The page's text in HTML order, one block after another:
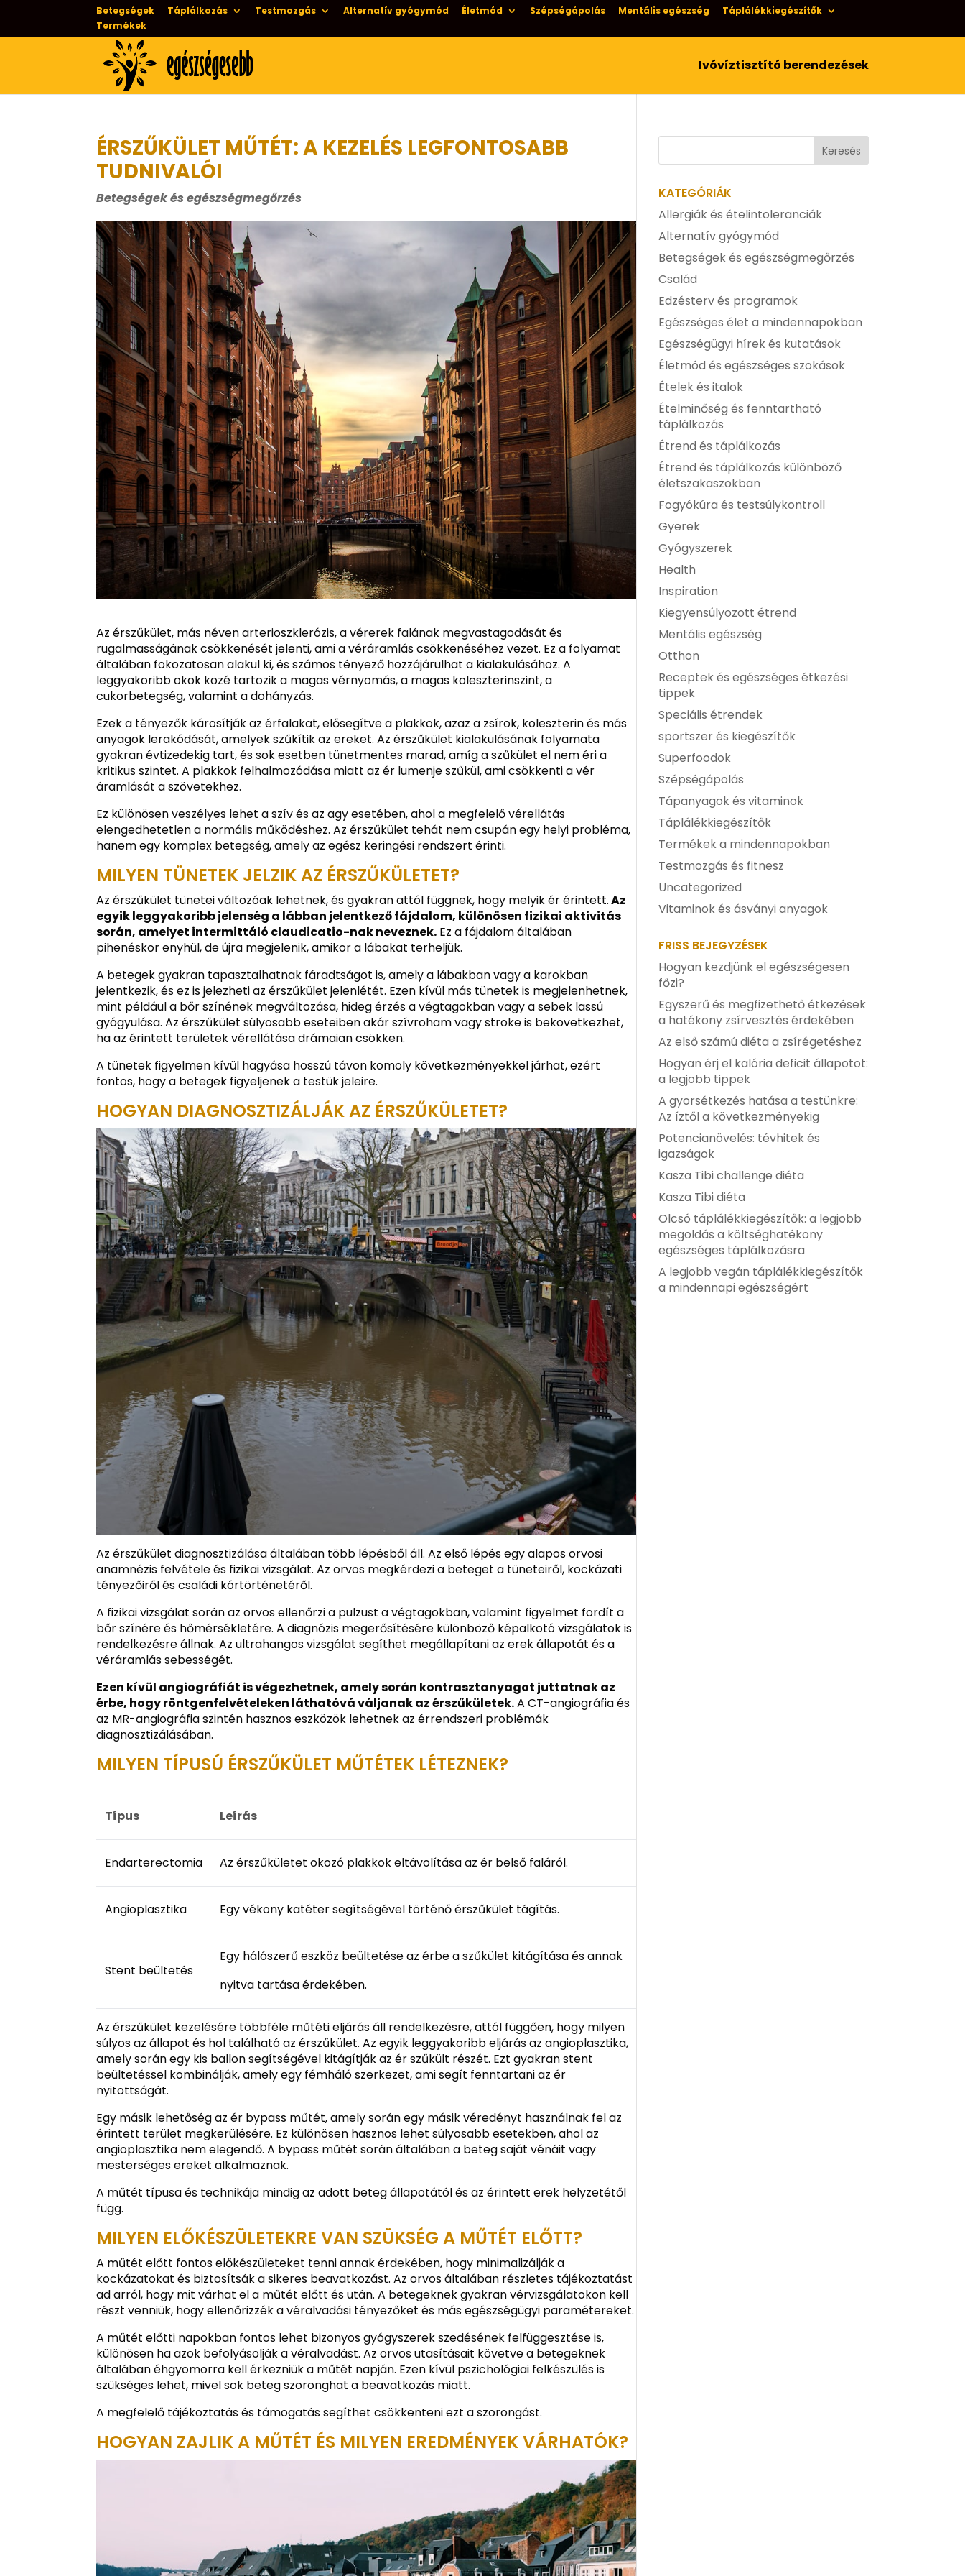
Betegségek Táplálkozás Testmozgás Alternatív gyógymód Életmód Szépségápolás Mentális egészség
Táplálékkiegészítők
Termékek
Ivóvíztisztító berendezések
ÉRSZŰKÜLET MŰTÉT: A KEZELÉS LEGFONTOSABB
TUDNIVALÓI
Betegségek és egészségmegőrzés
Az érszűkület, más néven arterioszklerózis, a vérerek falának megvastagodását és
rugalmasságának csökkenését jelenti, ami a véráramlás csökkenéséhez vezet. Ez a folyamat
általában fokozatosan alakul ki, és számos tényező hozzájárulhat a kialakulásához. A
leggyakoribb okok közé tartozik a magas vérnyomás, a magas koleszterinszint, a
cukorbetegség, valamint a dohányzás.
Ezek a tényezők károsítják az érfalakat, elősegítve a plakkok, azaz a zsírok, koleszterin és más
anyagok lerakódását, amelyek szűkítik az ereket. Az érszűkület kialakulásának folyamata
gyakran évtizedekig tart, és sok esetben tünetmentes marad, amíg a szűkület el nem éri a
kritikus szintet. A plakkok felhalmozódása miatt az ér lumenje szűkül, ami csökkenti a vér
áramlását a szövetekhez.
Ez különösen veszélyes lehet a szív és az agy esetében, ahol a megfelelő vérellátás
elengedhetetlen a normális működéshez. Az érszűkület tehát nem csupán egy helyi probléma,
hanem egy komplex betegség, amely az egész keringési rendszert érinti.
MILYEN TÜNETEK JELZIK AZ ÉRSZŰKÜLETET?
Az érszűkület tünetei változóak lehetnek, és gyakran attól függnek, hogy melyik ér érintett.Az
egyik leggyakoribb jelenség a lábban jelentkező fájdalom, különösen fizikai aktivitás
során, amelyet intermittáló claudicatio-nak neveznek. Ez a fájdalom általában
pihenéskor enyhül, de újra megjelenik, amikor a lábakat terheljük.
A betegek gyakran tapasztalhatnak fáradtságot is, amely a lábakban vagy a karokban
jelentkezik, és ez is jelezheti az érszűkület jelenlétét. Ezen kívül más tünetek is megjelenhetnek,
mint például a bőr színének megváltozása, hideg érzés a végtagokban vagy a sebek lassú
gyógyulása. Az érszűkület súlyosabb eseteiben akár szívroham vagy stroke is bekövetkezhet,
ha az érintett területek vérellátása drámaian csökken.
A tünetek figyelmen kívül hagyása hosszú távon komoly következményekkel járhat, ezért
fontos, hogy a betegek figyeljenek a testük jeleire.
HOGYAN DIAGNOSZTIZÁLJÁK AZ ÉRSZŰKÜLETET?
Az érszűkület diagnosztizálása általában több lépésből áll. Az első lépés egy alapos orvosi
anamnézis felvétele és fizikai vizsgálat. Az orvos megkérdezi a beteget a tüneteiről, kockázati
tényezőiről és családi kórtörténetéről.
A fizikai vizsgálat során az orvos ellenőrzi a pulzust a végtagokban, valamint figyelmet fordít a
bőr színére és hőmérsékletére. A diagnózis megerősítésére különböző képalkotó vizsgálatok is
rendelkezésre állnak. Az ultrahangos vizsgálat segíthet megállapítani az erek állapotát és a
véráramlás sebességét.
Ezen kívül angiográfiát is végezhetnek, amely során kontrasztanyagot juttatnak az
érbe, hogy röntgenfelvételeken láthatóvá váljanak az érszűkületek.A CT-angiográfia és
az MR-angiográfia szintén hasznos eszközök lehetnek az érrendszeri problémák
diagnosztizálásában.
MILYEN TÍPUSÚ ÉRSZŰKÜLET MŰTÉTEK LÉTEZNEK?
Típus Leírás
Endarterectomia Az érszűkületet okozó plakkok eltávolítása az ér belső faláról.
Angioplasztika Egy vékony katéter segítségével történő érszűkület tágítás.
Stent beültetés
Egy hálószerű eszköz beültetése az érbe a szűkület kitágítása és annak
nyitva tartása érdekében.
Az érszűkület kezelésére többféle műtéti eljárás áll rendelkezésre, attól függően, hogy milyen
súlyos az állapot és hol található az érszűkület. Az egyik leggyakoribb eljárás az angioplasztika,
amely során egy kis ballon segítségével kitágítják az ér szűkült részét. Ezt gyakran stent
beültetéssel kombinálják, amely egy fémháló szerkezet, ami segít fenntartani az ér
nyitottságát.
Egy másik lehetőség az ér bypass műtét, amely során egy másik véredényt használnak fel az
érintett terület megkerülésére. Ez különösen hasznos lehet súlyosabb esetekben, ahol az
angioplasztika nem elegendő. A bypass műtét során általában a beteg saját vénáit vagy
mesterséges ereket alkalmaznak.
A műtét típusa és technikája mindig az adott beteg állapotától és az érintett erek helyzetétől
függ.
MILYEN ELŐKÉSZÜLETEKRE VAN SZÜKSÉG A MŰTÉT ELŐTT?
A műtét előtt fontos előkészületeket tenni annak érdekében, hogy minimalizálják a
kockázatokat és biztosítsák a sikeres beavatkozást. Az orvos általában részletes tájékoztatást
ad arról, hogy mit várhat el a műtét előtt és után. A betegeknek gyakran vérvizsgálatokon kell
részt venniük, hogy ellenőrizzék a véralvadási tényezőket és más egészségügyi paramétereket.
A műtét előtti napokban fontos lehet bizonyos gyógyszerek szedésének felfüggesztése is,
különösen ha azok befolyásolják a véralvadást. Az orvos utasításait követve a betegeknek
általában éhgyomorra kell érkezniük a műtét napján. Ezen kívül pszichológiai felkészülés is
szükséges lehet, mivel sok beteg szoronghat a beavatkozás miatt.
A megfelelő tájékoztatás és támogatás segíthet csökkenteni ezt a szorongást.
HOGYAN ZAJLIK A MŰTÉT ÉS MILYEN EREDMÉNYEK VÁRHATÓK?
KATEGÓRIÁK
Allergiák és ételintoleranciák
Alternatív gyógymód
Betegségek és egészségmegőrzés
Család
Edzésterv és programok
Egészséges élet a mindennapokban
Egészségügyi hírek és kutatások
Életmód és egészséges szokások
Ételek és italok
Ételminőség és fenntartható
táplálkozás
Étrend és táplálkozás
Étrend és táplálkozás különböző
életszakaszokban
Fogyókúra és testsúlykontroll
Gyerek
Gyógyszerek
Health
Inspiration
Kiegyensúlyozott étrend
Mentális egészség
Otthon
Receptek és egészséges étkezési
tippek
Speciális étrendek
sportszer és kiegészítők
Superfoodok
Szépségápolás
Tápanyagok és vitaminok
Táplálékkiegészítők
Termékek a mindennapokban
Testmozgás és fitnesz
Uncategorized
Vitaminok és ásványi anyagok
FRISS BEJEGYZÉSEK
Hogyan kezdjünk el egészségesen
főzi?
Egyszerű és megfizethető étkezések
a hatékony zsírvesztés érdekében
Az első számú diéta a zsírégetéshez
Hogyan érj el kalória deficit állapotot:
a legjobb tippek
A gyorsétkezés hatása a testünkre:
Az íztől a következményekig
Potencianövelés: tévhitek és
igazságok
Kasza Tibi challenge diéta
Kasza Tibi diéta
Olcsó táplálékkiegészítők: a legjobb
megoldás a költséghatékony
egészséges táplálkozásra
A legjobb vegán táplálékkiegészítők
a mindennapi egészségért